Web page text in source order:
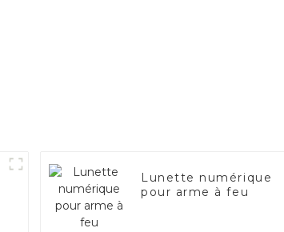
Lunette numérique
pour arme à feu